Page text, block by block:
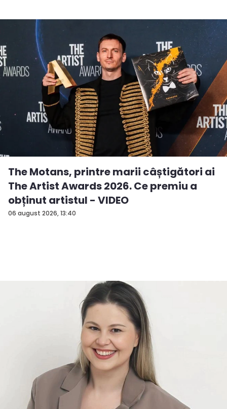
06 august 2026, 13:40
The Motans, printre marii câștigători ai
The Artist Awards 2026. Ce premiu a
obținut artistul - VIDEO